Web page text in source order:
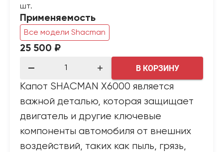
шт.
Применяемость
Все модели Shacman
25 500 ₽
В КОРЗИНУ
Капот SHACMAN X6000 является
важной деталью, которая защищает
двигатель и другие ключевые
компоненты автомобиля от внешних
воздействий, таких как пыль, грязь,